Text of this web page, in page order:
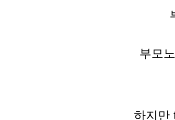
부모
하지만